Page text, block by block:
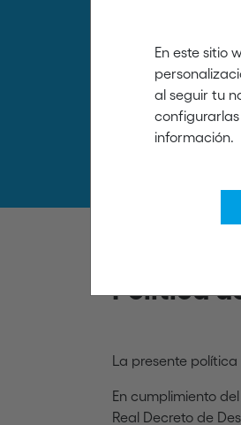
En este sitio
al seguir tu
configurarlas
información.
Saint
Política
La presente
En cumplimiento
Real Decreto de